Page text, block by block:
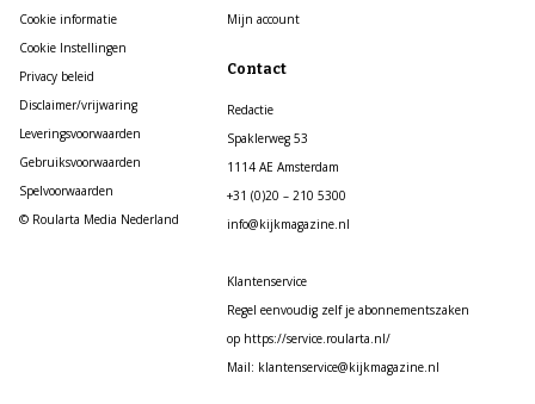
Cookie informatie
Cookie Instellingen
Privacy beleid
Disclaimer/vrijwaring
Leveringsvoorwaarden
Gebruiksvoorwaarden
Spelvoorwaarden
© Roularta Media Nederland
Mijn account
Contact
Redactie
Spaklerweg 53
1114 AE Amsterdam
+31 (0)20 – 210 5300
info@kijkmagazine.nl
Klantenservice
Regel eenvoudig zelf je abonnementszaken
op https://service.roularta.nl/
Mail: klantenservice@kijkmagazine.nl